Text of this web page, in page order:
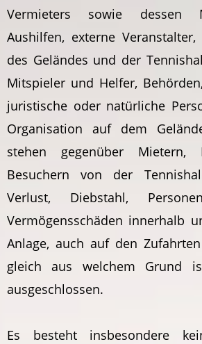
Vermieters sowie dessen
Aushilfen, externe
des Geländes und der
Mitspieler und Helfer,
juristische oder natürliche
Organisation auf dem
stehen gegenüber Mietern,
Besuchern von der
Verlust, Diebstahl,
Vermögensschäden innerhalb
Anlage, auch auf den
gleich aus welchem Grund
ausgeschlossen.
Es besteht insbesondere